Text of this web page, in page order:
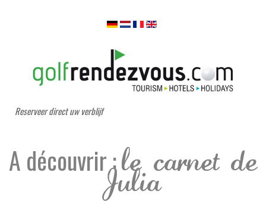
Reserveer direct uw verblijf
A découvrir : le carnet de
Julia